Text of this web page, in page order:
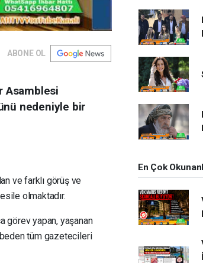
ABONE OL
Asamblesi
nedeniyle bir
ve farklı görüş ve
olmaktadır.
görev yapan, yaşanan
tüm gazetecileri
En Çok